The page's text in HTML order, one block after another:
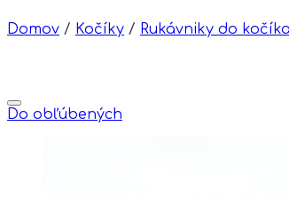
Domov / Kočíky / Rukávniky do kočíka
Do obľúbených